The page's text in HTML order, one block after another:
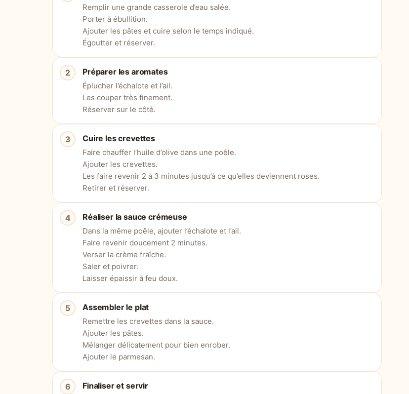
Remplir une grande casserole d’eau salée.
Porter à ébullition.
Ajouter les pâtes et cuire selon le temps indiqué.
Égoutter et réserver.
Préparer les aromates
Éplucher l’échalote et l’ail.
Les couper très finement.
Réserver sur le côté.
Cuire les crevettes
Faire chauffer l’huile d’olive dans une poêle.
Ajouter les crevettes.
Les faire revenir 2 à 3 minutes jusqu’à ce qu’elles deviennent roses.
Retirer et réserver.
Réaliser la sauce crémeuse
Dans la même poêle, ajouter l’échalote et l’ail.
Faire revenir doucement 2 minutes.
Verser la crème fraîche.
Saler et poivrer.
Laisser épaissir à feu doux.
Assembler le plat
Remettre les crevettes dans la sauce.
Ajouter les pâtes.
Mélanger délicatement pour bien enrober.
Ajouter le parmesan.
Finaliser et servir